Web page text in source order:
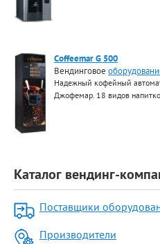
Coffeemar G 500
Вендинговое
Надежный кофейный
Джофемар. 18 видов
Каталог вендинг-
Поставщики
Производители